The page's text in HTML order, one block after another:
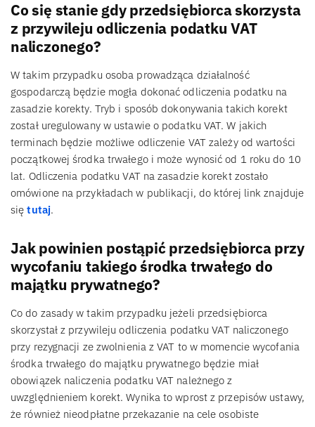
Co się stanie gdy przedsiębiorca skorzysta
z przywileju odliczenia podatku VAT
naliczonego?
W takim przypadku osoba prowadząca działalność
gospodarczą będzie mogła dokonać odliczenia podatku na
zasadzie korekty. Tryb i sposób dokonywania takich korekt
został uregulowany w ustawie o podatku VAT. W jakich
terminach będzie możliwe odliczenie VAT zależy od wartości
początkowej środka trwałego i może wynosić od 1 roku do 10
lat. Odliczenia podatku VAT na zasadzie korekt zostało
omówione na przykładach w publikacji, do której link znajduje
siętutaj.
Jak powinien postąpić przedsiębiorca przy
wycofaniu takiego środka trwałego do
majątku prywatnego?
Co do zasady w takim przypadku jeżeli przedsiębiorca
skorzystał z przywileju odliczenia podatku VAT naliczonego
przy rezygnacji ze zwolnienia z VAT to w momencie wycofania
środka trwałego do majątku prywatnego będzie miał
obowiązek naliczenia podatku VAT należnego z
uwzględnieniem korekt. Wynika to wprost z przepisów ustawy,
że również nieodpłatne przekazanie na cele osobiste